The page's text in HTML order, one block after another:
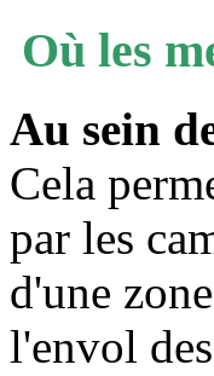
Où les
Au sein
Cela
par les
d'une
l'envol